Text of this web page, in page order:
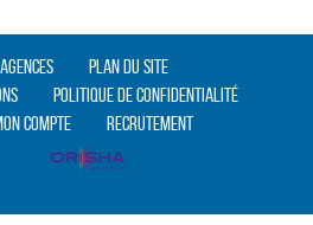
Plan du site
Politique de confidentialité
compte Recrutement